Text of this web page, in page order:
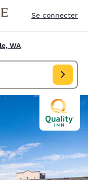
Se connecter
WA
Date d’arrivée aoû 07,